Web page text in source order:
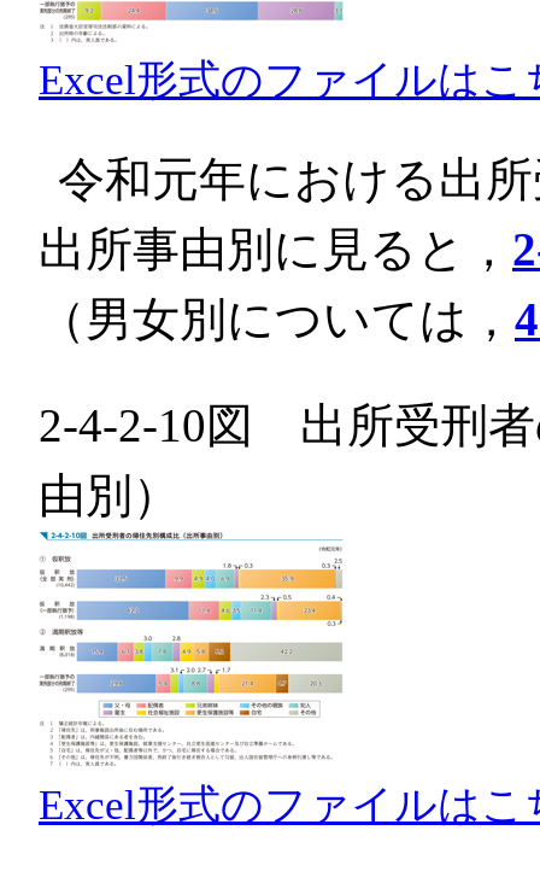
Excel形式のファイルはこ
令和元年における出
出所事由別に見ると，
（男女別については，
2-4-2-10図 出所受刑
由別）
Excel形式のファイルはこ